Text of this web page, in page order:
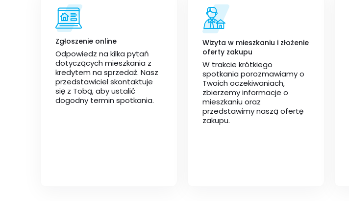
Zgłoszenie online
Odpowiedz na kilka pytań
dotyczących mieszkania z
kredytem na sprzedaż. Nasz
przedstawiciel skontaktuje
się z Tobą, aby ustalić
dogodny termin spotkania.
Wizyta w mieszkaniu i złożenie
oferty zakupu
W trakcie krótkiego
spotkania porozmawiamy o
Twoich oczekiwaniach,
zbierzemy informacje o
mieszkaniu oraz
przedstawimy naszą ofertę
zakupu.